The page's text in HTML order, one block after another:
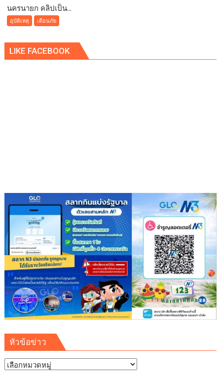
ปกครอง
กรุณา
ขับ
รถ
ช้าๆ
หน่อย
เฉี่ยว
ชน
เด็ก
ล้ม
ได้
รับ
บาด
นครนายก คลิปเป็น...
อุบัติเหตุ เตือนภัย
LIKE FACEBOOK
หัวข้อข่าว
หัวข้อ